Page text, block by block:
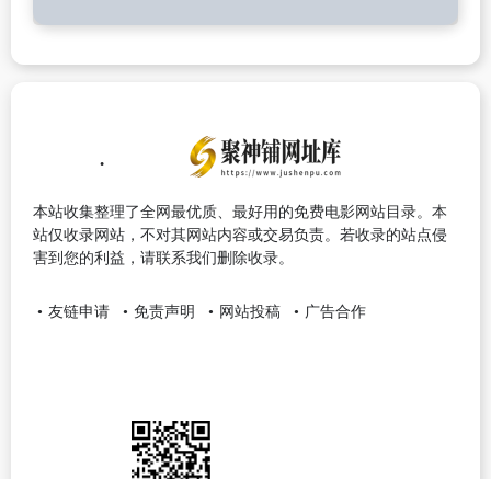
本站收集整理了全网最优质、最好用的免费电影网站目录。本
站仅收录网站，不对其网站内容或交易负责。若收录的站点侵
害到您的利益，请联系我们删除收录。
友链申请 免责声明 网站投稿 广告合作